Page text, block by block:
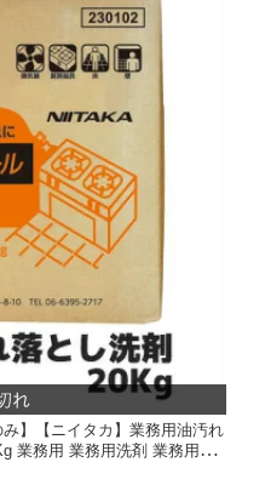
み】【ニイタカ】業務用油汚れ
業務用 業務用洗剤 業務用洗
トラップ 大容量